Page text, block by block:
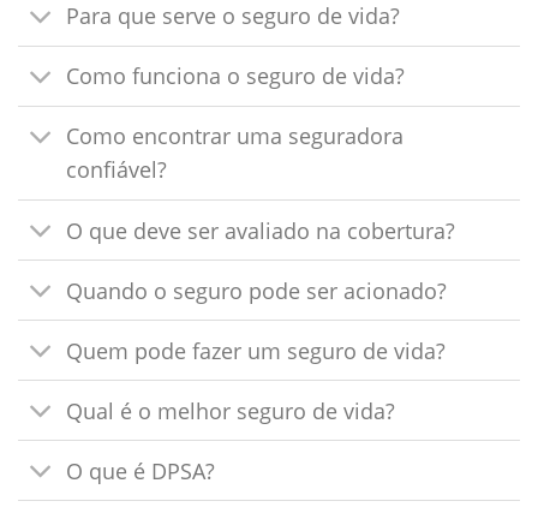
Para que serve o seguro de vida?
Como funciona o seguro de vida?
Como encontrar uma seguradora
confiável?
O que deve ser avaliado na cobertura?
Quando o seguro pode ser acionado?
Quem pode fazer um seguro de vida?
Qual é o melhor seguro de vida?
O que é DPSA?